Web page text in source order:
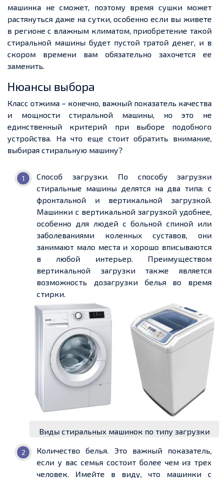
машинка не сможет, поэтому время сушки может
растянуться даже на сутки, особенно если вы живете
в регионе с влажным климатом, приобретение такой
стиральной машины будет пустой тратой денег, и в
скором времени вам обязательно захочется ее
заменить.
Нюансы выбора
Класс отжима – конечно, важный показатель качества
и мощности стиральной машины, но это не
единственный критерий при выборе подобного
устройства. На что еще стоит обратить внимание,
выбирая стиральную машину?
Способ загрузки. По способу загрузки
стиральные машины делятся на два типа: с
фронтальной и вертикальной загрузкой.
Машинки с вертикальной загрузкой удобнее,
особенно для людей с больной спиной или
заболеваниями коленных суставов, они
занимают мало места и хорошо вписываются
в любой интерьер. Преимуществом
вертикальной загрузки также является
возможность дозагрузки белья во время
стирки.
Виды стиральных машинок по типу загрузки
Количество белья. Это важный показатель,
если у вас семья состоит более чем из трех
человек. Имейте в виду, что машинки с